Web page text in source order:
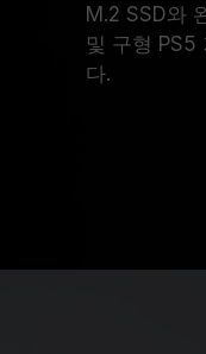
M.2 SSD와
및 구형 PS5
다.